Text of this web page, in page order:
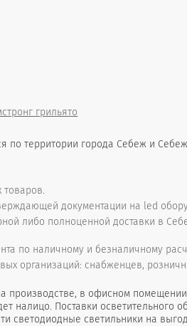
грильято
по территории города Себеж и
товаров.
документации на led
либо полноценной доставки в
по наличному и безналичному
организаций: снабженцев,
в офисном
налицо. Поставки осветительного
светодиодные светильники на